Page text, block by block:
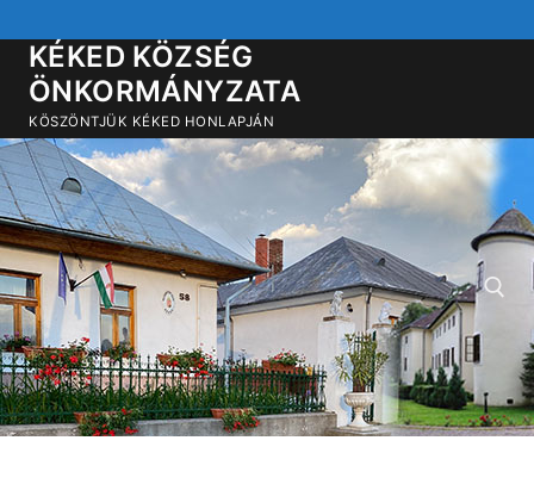
a
tartalomra
KÉKED KÖZSÉG
ÖNKORMÁNYZATA
KÖSZÖNTJÜK KÉKED HONLAPJÁN
Keresése: